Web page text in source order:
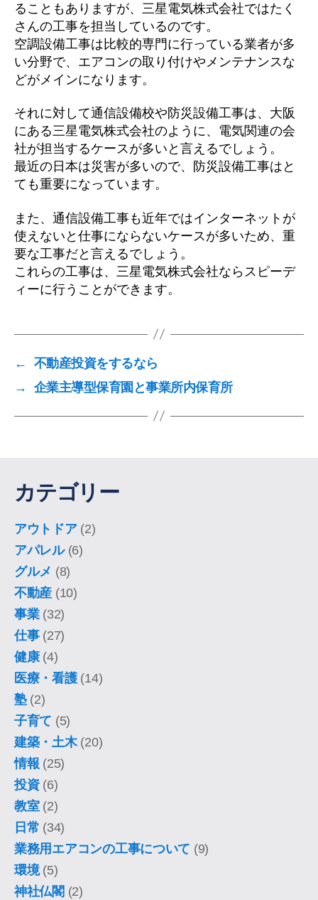
ることもありますが、三星電気株式会社ではたく
さんの工事を担当しているのです。
空調設備工事は比較的専門に行っている業者が多
い分野で、エアコンの取り付けやメンテナンスな
どがメインになります。
それに対して通信設備校や防災設備工事は、大阪
にある三星電気株式会社のように、電気関連の会
社が担当するケースが多いと言えるでしょう。
最近の日本は災害が多いので、防災設備工事はと
ても重要になっています。
また、通信設備工事も近年ではインターネットが
使えないと仕事にならないケースが多いため、重
要な工事だと言えるでしょう。
これらの工事は、三星電気株式会社ならスピーデ
ィーに行うことができます。
←
不動産投資をするなら
→
企業主導型保育園と事業所内保育所
カテゴリー
アウトドア(2)
アパレル(6)
グルメ (8)
不動産 (10)
事業(32)
仕事(27)
健康(4)
医療・看護(14)
塾(2)
子育て (5)
建築・土木(20)
情報 (25)
投資(6)
教室(2)
日常 (34)
業務用エアコンの工事について (9)
環境(5)
神社仏閣 (2)